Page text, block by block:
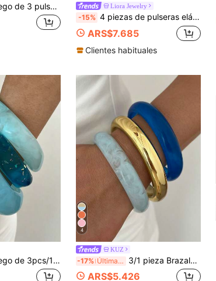
estilo océano azul, brazaletes minimalistas elegantes para mujer, adecuados para uso diario y vacaciones Liora Jewelry
-15% 4 piezas de pulseras elásticas con cuentas de estilo bohemio minimalista elegante y premium, joyería versátil apilable y personalizada para mujeres, adecuada para uso diario, vacaciones, desplazamientos y viajes
ARS$7.685
Clientes habituales
estilo minimalista elegante y casual para mujer, adecuado para mujeres, se puede usar individualmente o apilado, perfecto para uso diario, vacaciones, fiestas, bodas, regalo del Día de la Madre
4
KUZ
-17% Últimas 7 hrs 3/1 pieza Brazalete de estilo casual minimalista vintage para mujer, redondo liso de CCB dorado y acrílico azul, adecuado para uso diario y vacaciones de verano en la playa, se puede usar en capas, opción de regalo perfecta para días festivos
ARS$5.426